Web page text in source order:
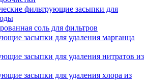
фильтрующие засыпки для
соль для фильтров
засыпки для удаления марганца
засыпки для удаления нитратов из
засыпки для удаления хлора из